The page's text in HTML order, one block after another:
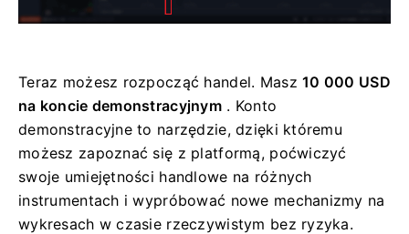
Teraz możesz rozpocząć handel. Masz10 000 USD
na koncie demonstracyjnym . Konto
demonstracyjne to narzędzie, dzięki któremu
możesz zapoznać się z platformą, poćwiczyć
swoje umiejętności handlowe na różnych
instrumentach i wypróbować nowe mechanizmy na
wykresach w czasie rzeczywistym bez ryzyka.